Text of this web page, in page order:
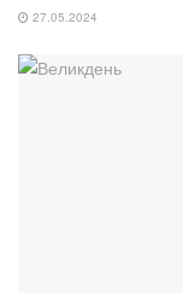
27.05.2024